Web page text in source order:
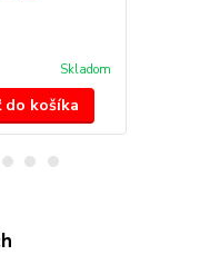
Skladom
do košíka